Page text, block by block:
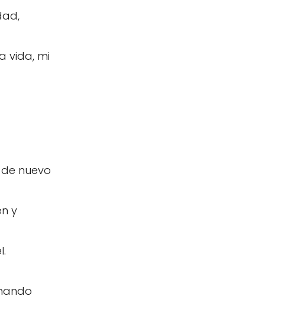
vida, mi
nuevo
y